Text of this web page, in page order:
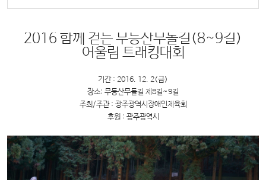
2016 함께 걷는 무등산무돌길(8~9길)
어울림 트래킹대회
기간 : 2016. 12. 2(금)
장소: 무등산무돌길 제8길~9길
주최/주관 : 광주광역시장애인체육회
후원 : 광주광역시